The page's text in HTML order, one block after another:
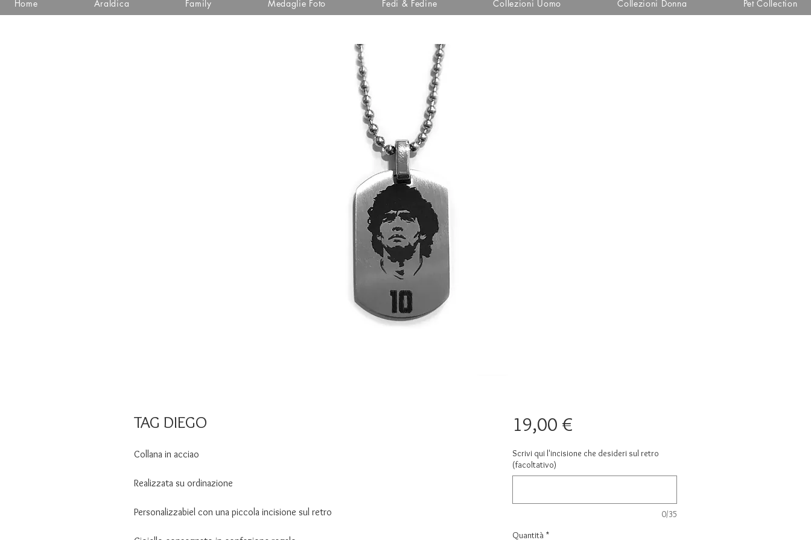
Home Araldica Family Medaglie Foto Fedi & Fedine Collezioni Uomo Collezioni Donna Pet Collection
TAG DIEGO
Collana in acciao
Realizzata su ordinazione
Personalizzabiel con una piccola incisione sul retro
19,00 €Prezzo
Scrivi qui l'incisione che desideri sul retro
(facoltativo)
0/35
Quantità *